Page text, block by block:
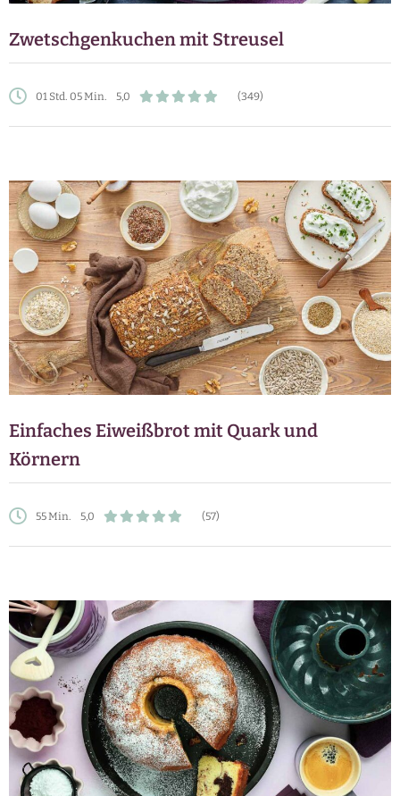
Zwetschgenkuchen mit Streusel
01 Std. 05 Min. 5,0 (349)
Einfaches Eiweißbrot mit Quark und
Körnern
55 Min. 5,0 (57)